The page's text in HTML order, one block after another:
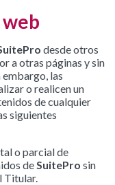
web
desde otros
a otras páginas y sin
las
o realicen un
de cualquier
siguientes
o parcial de
deSuitePro sin
Titular.